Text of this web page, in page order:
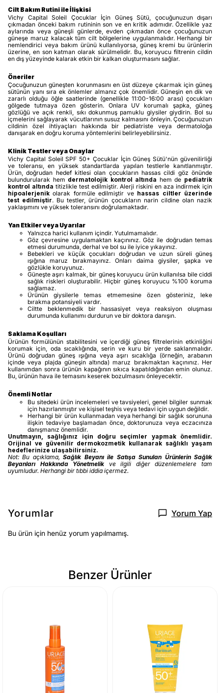
Cilt Bakım Rutini ile İlişkisi
Vichy Capital Soleil Çocuklar İçin Güneş Sütü, çocuğunuzun dışarı
çıkmadan önceki bakım rutininin son ve en kritik adımıdır. Özellikle yaz
aylarında veya güneşli günlerde, evden çıkmadan önce çocuğunuzun
güneşe maruz kalacak tüm cilt bölgelerine uygulanmalıdır. Herhangi bir
nemlendirici veya bakım ürünü kullanılıyorsa, güneş kremi bu ürünlerin
üzerine, en son katman olarak sürülmelidir. Bu, koruyucu filtrenin cildin
en dış yüzeyinde kalarak etkin bir kalkan oluşturmasını sağlar.
Öneriler
Çocuğunuzun güneşten korunmasını en üst düzeye çıkarmak için güneş
sütünün yanı sıra ek önlemler almanız çok önemlidir. Güneşin en dik ve
zararlı olduğu öğle saatlerinde (genellikle 11:00-16:00 arası) çocukları
gölgede tutmaya özen gösterin. Onlara UV korumalı şapka, güneş
gözlüğü ve açık renkli, sıkı dokunmuş pamuklu giysiler giydirin. Bol su
içmelerini sağlayarak vücutlarının susuz kalmasını önleyin. Çocuğunuzun
cildinin özel ihtiyaçları hakkında bir pediatriste veya dermatoloğa
danışarak en doğru koruma yöntemlerini belirleyebilirsiniz.
Klinik Testler veya Onaylar
Vichy Capital Soleil SPF 50+ Çocuklar İçin Güneş Sütü'nün güvenilirliği
ve toleransı, en yüksek standartlarda yapılan testlerle kanıtlanmıştır.
Ürün, doğrudan hedef kitlesi olan çocukların hassas cildi göz önünde
bulundurularak hem dermatolojik kontrol altında hem de pediatrik
kontrol altında titizlikle test edilmiştir. Alerji riskini en aza indirmek için
hipoalerjenik olarak formüle edilmiştir ve hassas ciltler üzerinde
test edilmiştir. Bu testler, ürünün çocukların narin cildine olan nazik
yaklaşımını ve yüksek toleransını doğrulamaktadır.
Yan Etkiler veya Uyarılar
Yalnızca harici kullanım içindir. Yutulmamalıdır.
Göz çevresine uygulamaktan kaçınınız. Göz ile doğrudan temas
etmesi durumunda, derhal ve bol su ile iyice yıkayınız.
Bebekleri ve küçük çocukları doğrudan ve uzun süreli güneş
ışığına maruz bırakmayınız. Onları daima giysiler, şapka ve
gözlükle koruyunuz.
Güneşte aşırı kalmak, bir güneş koruyucu ürün kullanılsa bile ciddi
sağlık riskleri oluşturabilir. Hiçbir güneş koruyucu %100 koruma
sağlamaz.
Ürünün giysilerle temas etmemesine özen gösteriniz, leke
bırakma potansiyeli vardır.
Ciltte beklenmedik bir hassasiyet veya reaksiyon oluşması
durumunda kullanımı durdurun ve bir doktora danışın.
Saklama Koşulları
Ürünün formülünün stabilitesini ve içerdiği güneş filtrelerinin etkinliğini
korumak için, oda sıcaklığında, serin ve kuru bir yerde saklanmalıdır.
Ürünü doğrudan güneş ışığına veya aşırı sıcaklığa (örneğin, arabanın
içinde veya plajda güneşin altında) maruz bırakmaktan kaçınınız. Her
kullanımdan sonra ürünün kapağının sıkıca kapatıldığından emin olunuz.
Bu, ürünün hava ile temasını keserek bozulmasını önleyecektir.
Önemli Notlar
Bu sitedeki ürün incelemeleri ve tavsiyeleri, genel bilgiler sunmak
için hazırlanmıştır ve kişisel teşhis veya tedavi için uygun değildir.
Herhangi bir ürün kullanmadan veya herhangi bir sağlık sorununa
ilişkin tedaviye başlamadan önce, doktorunuza veya eczacınıza
danışmanız önemlidir.
Unutmayın, sağlığınız için doğru seçimler yapmak önemlidir.
Orijinal ve güvenilir dermokozmetik kullanarak sağlıklı yaşam
hedeflerinize ulaşabilirsiniz.
Not: Bu açıklama,Sağlık Beyanı ile Satışa Sunulan Ürünlerin Sağlık
Beyanları Hakkında Yönetmelik ve ilgili diğer düzenlemelere tam
uyumludur. Herhangi bir tıbbi iddia içermez.
Yorumlar Yorum Yap
Bu ürün için henüz yorum yapılmamış.
Benzer Ürünler